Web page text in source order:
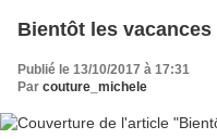
Bientôt les vacances
Publié le 13/10/2017 à 17:31
Par couture_michele